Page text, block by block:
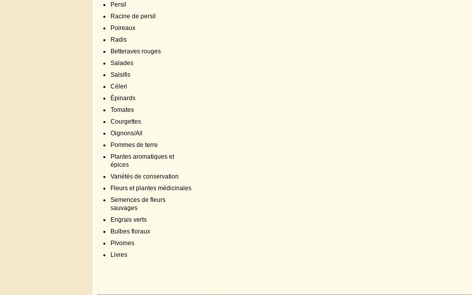
Persil
Racine de persil
Poireaux
Radis
Betteraves rouges
Salades
Salsifis
Céleri
Épinards
Tomates
Courgettes
Oignons/Ail
Pommes de terre
Plantes aromatiques et
épices
Variétés de conservation
Fleurs et plantes médicinales
Semences de fleurs
sauvages
Engrais verts
Bulbes floraux
Pivoines
Livres